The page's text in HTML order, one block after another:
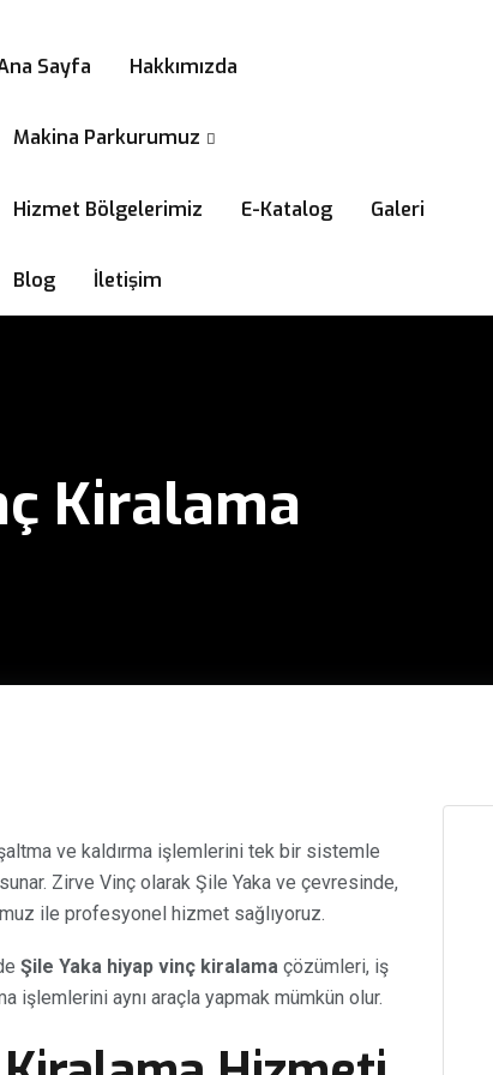
Sayfa Hakkımızda
Makina Parkurumuz
Hizmet Bölgelerimiz E-Katalog Galeri
Blog İletişim
Kiralama
ve kaldırma işlemlerini tek bir sistemle
Zirve Vinç olarak Şile Yaka ve çevresinde,
ile profesyonel hizmet sağlıyoruz.
Şile Yaka hiyap vinç kiralama çözümleri, iş
işlemlerini aynı araçla yapmak mümkün olur.